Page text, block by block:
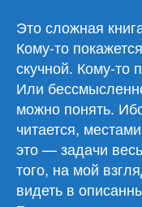
Это сложная
Кому-то
скучной. Кому-то
Или
можно понять.
читается,
это — задачи
того, на мой
видеть в